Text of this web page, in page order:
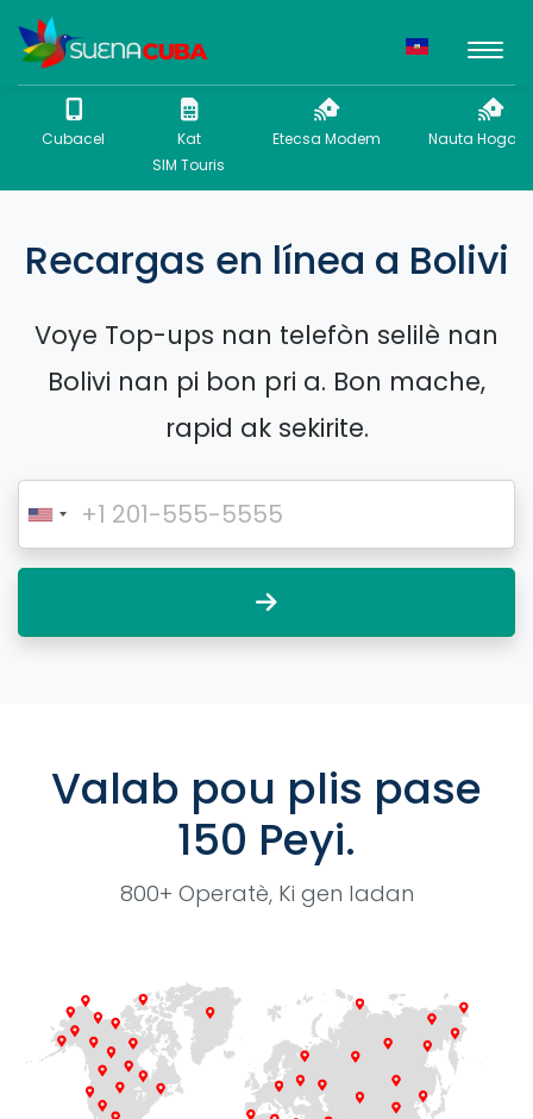
Cubacel
Kat
SIM Touris
Etecsa Modem Nauta Hogar
Recargas en línea a Bolivi
Voye Top-ups nan telefòn selilè nan
Bolivi nan pi bon pri a. Bon mache,
rapid ak sekirite.
Valab pou plis pase
150 Peyi.
800+ Operatè, Ki gen ladan